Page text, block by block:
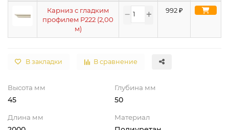
Карниз с гладким
профилем P222 (2,00
м)
992₽
В закладки В сравнение
Высота мм
45
Глубина мм
50
Длина мм Материал